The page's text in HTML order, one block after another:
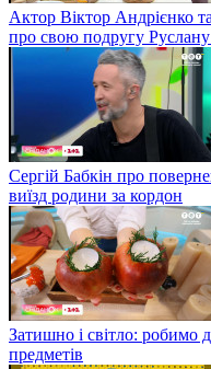
Актор Віктор Андрієнко
про свою подругу
Сергій Бабкін про
виїзд родини за кордон
Затишно і світло: робимо
предметів